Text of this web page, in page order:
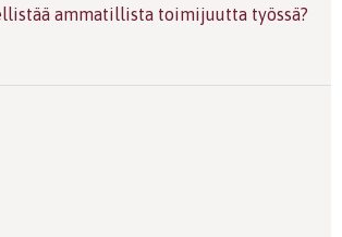
ammatillista toimijuutta työssä?